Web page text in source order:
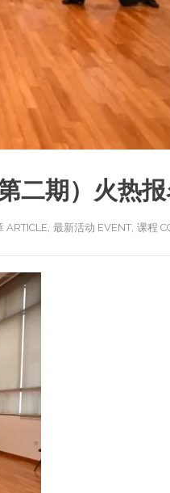
二期）火热报
ARTICLE 最新活动 EVENT 课程